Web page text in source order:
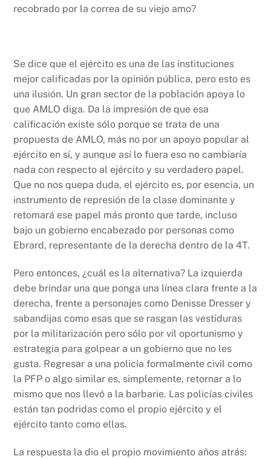
recobrado por la correa de su viejo amo?
Se dice que el ejército es una de las instituciones
mejor calificadas por la opinión pública, pero esto es
una ilusión. Un gran sector de la población apoya lo
que AMLO diga. Da la impresión de que esa
calificación existe sólo porque se trata de una
propuesta de AMLO, más no por un apoyo popular al
ejército en sí, y aunque así lo fuera eso no cambiaría
nada con respecto al ejército y su verdadero papel.
Que no nos quepa duda, el ejército es, por esencia, un
instrumento de represión de la clase dominante y
retomará ese papel más pronto que tarde, incluso
bajo un gobierno encabezado por personas como
Ebrard, representante de la derecha dentro de la 4T.
Pero entonces, ¿cuál es la alternativa? La izquierda
debe brindar una que ponga una línea clara frente a la
derecha, frente a personajes como Denisse Dresser y
sabandijas como esas que se rasgan las vestiduras
por la militarización pero sólo por vil oportunismo y
estrategia para golpear a un gobierno que no les
gusta. Regresar a una policía formalmente civil como
la PFP o algo similar es, simplemente, retornar a lo
mismo que nos llevó a la barbarie. Las policías civiles
están tan podridas como el propio ejército y el
ejército tanto como ellas.
La respuesta la dio el propio movimiento años atrás: